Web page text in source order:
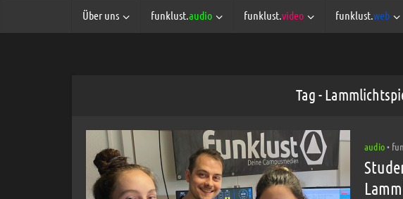
Über uns funklust.audio funklust.video funklust.web
Tag -
audio•